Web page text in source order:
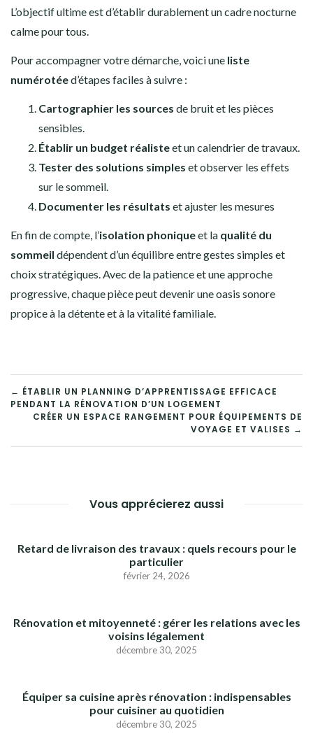
L’objectif ultime est d’établir durablement un cadre nocturne
calme pour tous.
Pour accompagner votre démarche, voici une liste
numérotéed’étapes faciles à suivre :
Cartographier les sources de bruit et les pièces
sensibles.
Établir un budget réalisteet un calendrier de travaux.
Tester des solutions simples et observer les effets
sur le sommeil.
Documenter les résultats et ajuster les mesures
En fin de compte, l’isolation phoniqueet la qualité du
sommeil dépendent d’un équilibre entre gestes simples et
choix stratégiques. Avec de la patience et une approche
progressive, chaque pièce peut devenir une oasis sonore
propice à la détente et à la vitalité familiale.
NAVIGATION
DE
L’ARTICLE
← ÉTABLIR UN PLANNING D’APPRENTISSAGE EFFICACE
PENDANT LA RÉNOVATION D’UN LOGEMENT
CRÉER UN ESPACE RANGEMENT POUR ÉQUIPEMENTS DE
VOYAGE ET VALISES →
Vous apprécierez aussi
Retard de livraison des travaux : quels recours pour le
particulier
février 24, 2026
Rénovation et mitoyenneté : gérer les relations avec les
voisins légalement
décembre 30, 2025
Équiper sa cuisine après rénovation : indispensables
pour cuisiner au quotidien
décembre 30, 2025